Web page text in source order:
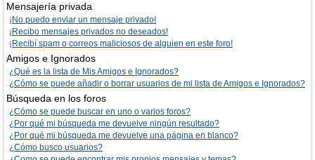
Mensajería privada
¡No puedo enviar un mensaje privado!
¡Recibo mensajes privados no deseados!
¡Recibí spam o correos maliciosos de alguien en este foro!
Amigos e Ignorados
¿Qué es la lista de Mis Amigos e Ignorados?
¿Cómo se puede añadir o borrar usuarios de mi lista de Amigos e Ignorados?
Búsqueda en los foros
¿Cómo se puede buscar en uno o varios foros?
¿Por qué mi búsqueda me devuelve ningún resultado?
¿Por qué mi búsqueda me devuelve una página en blanco?
¿Cómo busco usuarios?